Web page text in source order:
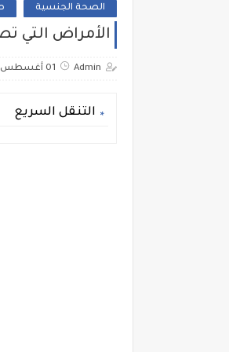
الصحة الجنسية
الأمراض التي
Admin 01 أغسطس 2021
التنقل السريع